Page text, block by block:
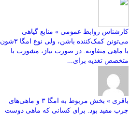
کارشناس روابط عمومی » منابع گیاهی
می‌تونن کمک‌کننده باشن، ولی نوع امگا ۳شون
با ماهی متفاوته. در صورت نیاز، مشورت با
متخصص تغذیه برای...
باقری » بخش مربوط به امگا ۳ و ماهی‌های
چرب مفید بود. برای کسانی که ماهی دوست